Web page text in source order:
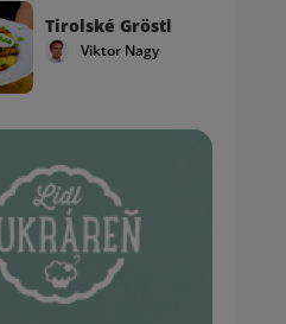
Tirolské Gröstl
Viktor Nagy